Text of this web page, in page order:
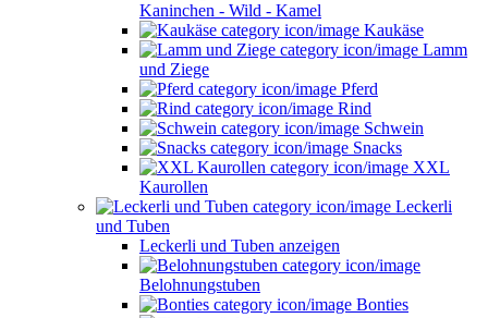
Kaninchen - Wild - Kamel
Kaukäse
Lamm
und Ziege
Pferd
Rind
Schwein
Snacks
XXL
Kaurollen
Leckerli
und Tuben
Leckerli und Tuben anzeigen
Belohnungstuben
Bonties